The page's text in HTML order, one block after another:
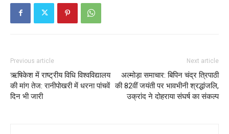
Previous article
ऋषिकेश में राष्ट्रीय विधि विश्वविद्यालय
की मांग तेज: रानीपोखरी में धरना पांचवें
दिन भी जारी
Next article
अल्मोड़ा समाचार: बिपिन चंद्र त्रिपाठी
की 82वीं जयंती पर भावभीनी श्रद्धांजलि,
उक्रांद ने दोहराया संघर्ष का संकल्प